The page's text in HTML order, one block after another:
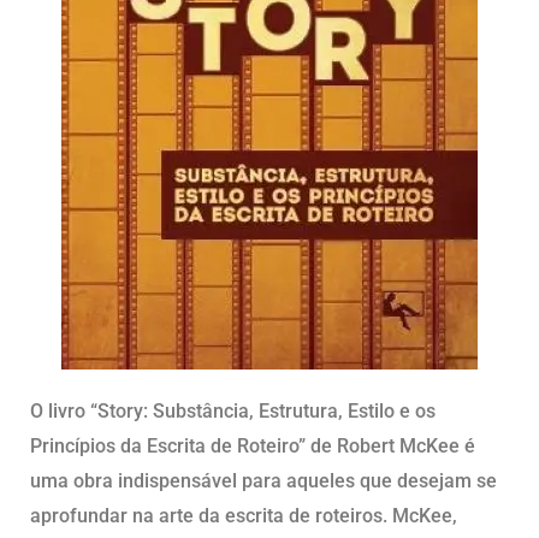
O livro “Story: Substância, Estrutura, Estilo e os
Princípios da Escrita de Roteiro” de Robert McKee é
uma obra indispensável para aqueles que desejam se
aprofundar na arte da escrita de roteiros. McKee,